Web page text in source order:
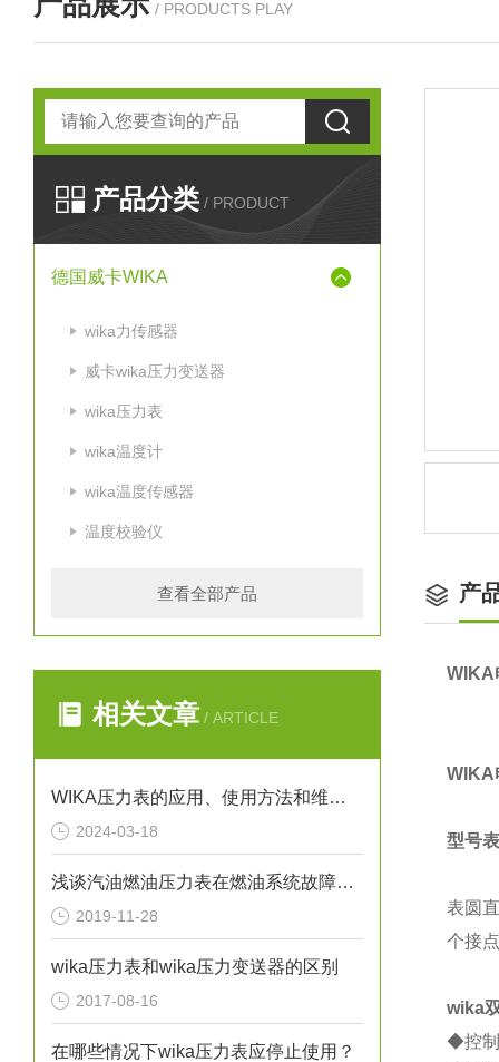
/ PRODUCTS PLAY
产品分类 / PRODUCT
德国威卡WIKA
wika力传感器
威卡wika压力变送器
wika压力表
wika温度计
wika温度传感器
温度校验仪
查看全部产品
相关文章 / ARTICLE
WIKA压力表的应用、使用方法和维护要点解析
2024-03-18
浅谈汽油燃油压力表在燃油系统故障排除中的应用
2019-11-28
wika压力表和wika压力变送器的区别
2017-08-16
在哪些情况下wika压力表应停止使用？
产
WIKA
WIKA
型号
表圆
个接
wika
◆控制